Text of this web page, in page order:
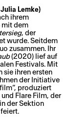
Julia Lemke)
ihrem
mit dem
, der
wurde. Seitdem
zusammen. Ihr
(2020) lief auf
Festivals. Mit
sie ihren ersten
der Initiative
produziert
Flare Film, der
der Sektion
feiert.